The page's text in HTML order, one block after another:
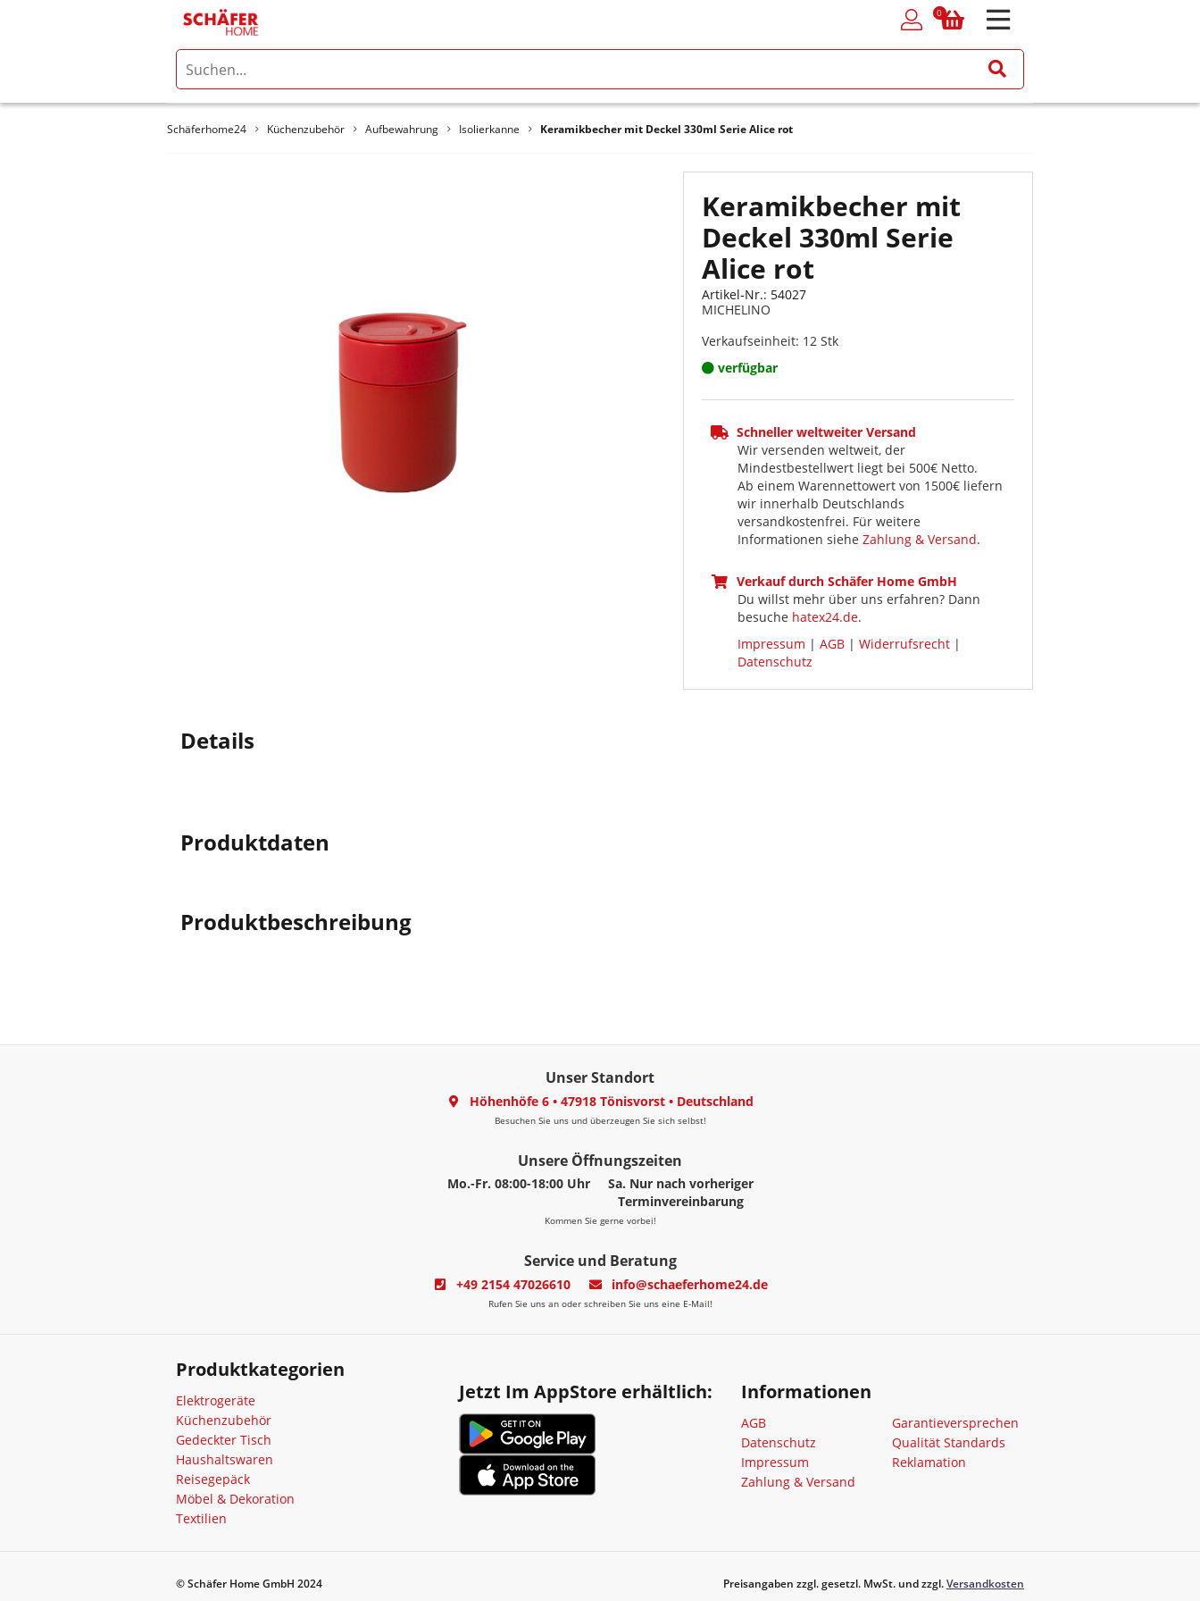
0
0
Schäferhome24 Küchenzubehör Aufbewahrung Isolierkanne Keramikbecher mit Deckel 330ml Serie Alice rot
Keramikbecher mit
Deckel 330ml Serie
Alice rot
Artikel-Nr.: 54027
MICHELINO
Verkaufseinheit: 12 Stk
verfügbar
Schneller weltweiter Versand
Wir versenden weltweit, der
Mindestbestellwert liegt bei 500€ Netto.
Ab einem Warennettowert von 1500€ liefern
wir innerhalb Deutschlands
versandkostenfrei. Für weitere
Informationen siehe Zahlung & Versand.
Verkauf durch Schäfer Home GmbH
Du willst mehr über uns erfahren? Dann
besuche hatex24.de.
Impressum | AGB| Widerrufsrecht|
Datenschutz
Details
Produktdaten
Produktbeschreibung
Unser Standort
Höhenhöfe 6• 47918 Tönisvorst• Deutschland
Besuchen Sie uns und überzeugen Sie sich selbst!
Unsere Öffnungszeiten
Mo.-Fr. 08:00-18:00 Uhr
Sa. Nur nach vorheriger
Terminvereinbarung
Kommen Sie gerne vorbei!
Service und Beratung
+49 2154 47026610 info@schaeferhome24.de
Rufen Sie uns an oder schreiben Sie uns eine E-Mail!
Produktkategorien
Elektrogeräte
Küchenzubehör
Gedeckter Tisch
Haushaltswaren
Reisegepäck
Möbel & Dekoration
Textilien
Jetzt Im AppStore erhältlich: Informationen
AGB
Datenschutz
Impressum
Zahlung & Versand
Garantieversprechen
Qualität Standards
Reklamation
© Schäfer Home GmbH 2024 Preisangaben zzgl. gesetzl. MwSt. und zzgl.Versandkosten